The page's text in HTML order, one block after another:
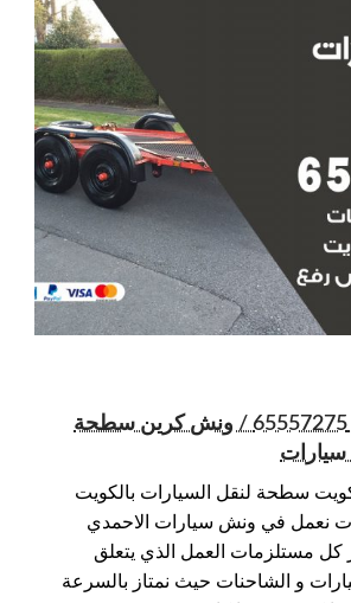
ونش الاحمدي / 65557275 / ونش كرين سطحة
سطحة لنقل السيارات بالكويت
نعمل في ونش سيارات الاحمدي
كل مستلزمات العمل الذي يتعلق
و الشاحنات حيث نمتاز بالسرعة